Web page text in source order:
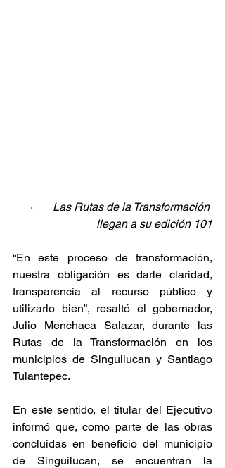
· Las Rutas de la Transformación
llegan a su edición 101
“En este proceso de transformación,
nuestra obligación es darle claridad,
transparencia al recurso público y
utilizarlo bien”, resaltó el gobernador,
Julio Menchaca Salazar, durante las
Rutas de la Transformación en los
municipios de Singuilucan y Santiago
Tulantepec.
En este sentido, el titular del Ejecutivo
informó que, como parte de las obras
concluidas en beneficio del municipio
de Singuilucan, se encuentran la